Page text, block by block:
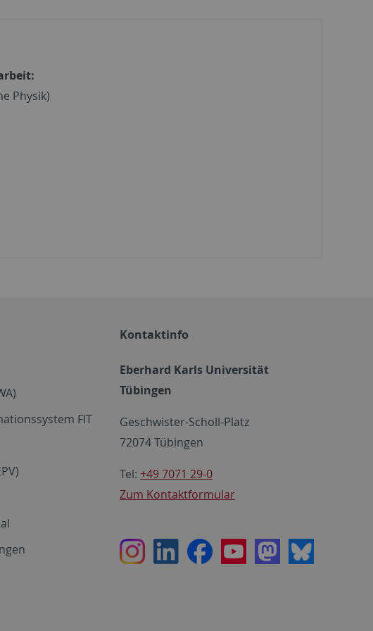
Physik)
FIT
Kontaktinfo
Eberhard Karls Universität
Tübingen
Geschwister-Scholl-Platz
72074 Tübingen
Tel: +49 7071 29-0
Zum Kontaktformular
InstagramLinkedInFacebookYoutubeMastodon
Bluesky